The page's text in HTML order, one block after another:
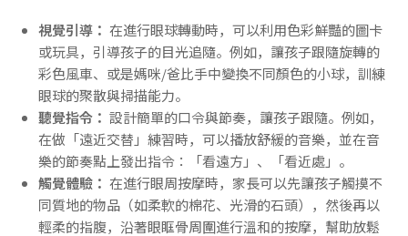
視覺引導： 在進行眼球轉動時，可以利用色彩鮮豔的圖卡
或玩具，引導孩子的目光追隨。例如，讓孩子跟隨旋轉的
彩色風車、或是媽咪/爸比手中變換不同顏色的小球，訓練
眼球的聚散與掃描能力。
聽覺指令： 設計簡單的口令與節奏，讓孩子跟隨。例如，
在做「遠近交替」練習時，可以播放舒緩的音樂，並在音
樂的節奏點上發出指令：「看遠方」、「看近處」。
觸覺體驗： 在進行眼周按摩時，家長可以先讓孩子觸摸不
同質地的物品（如柔軟的棉花、光滑的石頭），然後再以
輕柔的指腹，沿著眼眶骨周圍進行溫和的按摩，幫助放鬆